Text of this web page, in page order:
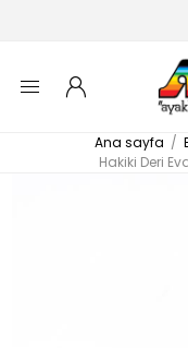
Ana sayfa /
Hakiki Deri